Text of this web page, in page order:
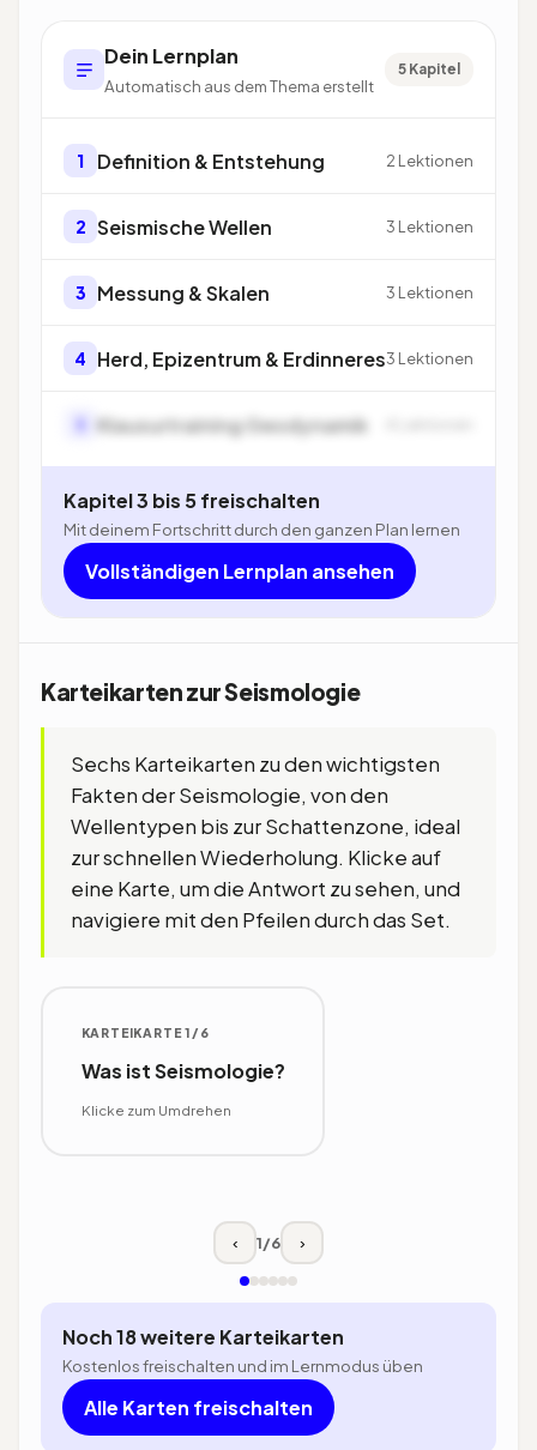
Dein Lernplan
Automatisch aus dem Thema erstellt
5 Kapitel
1 Definition & Entstehung 2 Lektionen
2 Seismische Wellen 3 Lektionen
3 Messung & Skalen 3 Lektionen
4 Herd, Epizentrum & Erdinneres3 Lektionen
Klausurtraining Geodynamik
Kapitel 3 bis 5 freischalten
Mit deinem Fortschritt durch den ganzen Plan lernen
Vollständigen Lernplan ansehen
Karteikarten zur Seismologie
Sechs Karteikarten zu den wichtigsten
Fakten der Seismologie, von den
Wellentypen bis zur Schattenzone, ideal
zur schnellen Wiederholung. Klicke auf
eine Karte, um die Antwort zu sehen, und
navigiere mit den Pfeilen durch das Set.
KARTEIKARTE 1/6
Was ist Seismologie?
Klicke zum Umdrehen
Die Lehre von Erdbeben und der
‹ 1/6 ›
Noch 18 weitere Karteikarten
Kostenlos freischalten und im Lernmodus üben
Alle Karten freischalten